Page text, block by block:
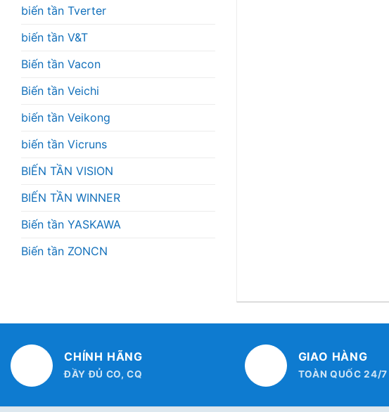
biến tần Tverter
biến tần V&T
Biến tần Vacon
Biến tần Veichi
biến tần Veikong
biến tần Vicruns
BIẾN TẦN VISION
BIẾN TẦN WINNER
Biến tần YASKAWA
Biến tần ZONCN
CHÍNH HÃNG
ĐẦY ĐỦ CO, CQ
GIAO HÀNG
TOÀN QUỐC 24/7